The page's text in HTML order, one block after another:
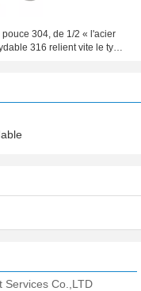
pouce 304, de 1/2 « l'acier
316 relient vite le type
Services Co.,LTD